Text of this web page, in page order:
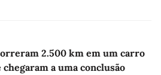
2.500 km em um carro
a uma conclusão